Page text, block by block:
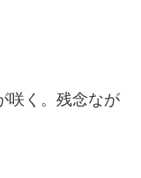
咲く。残念なが